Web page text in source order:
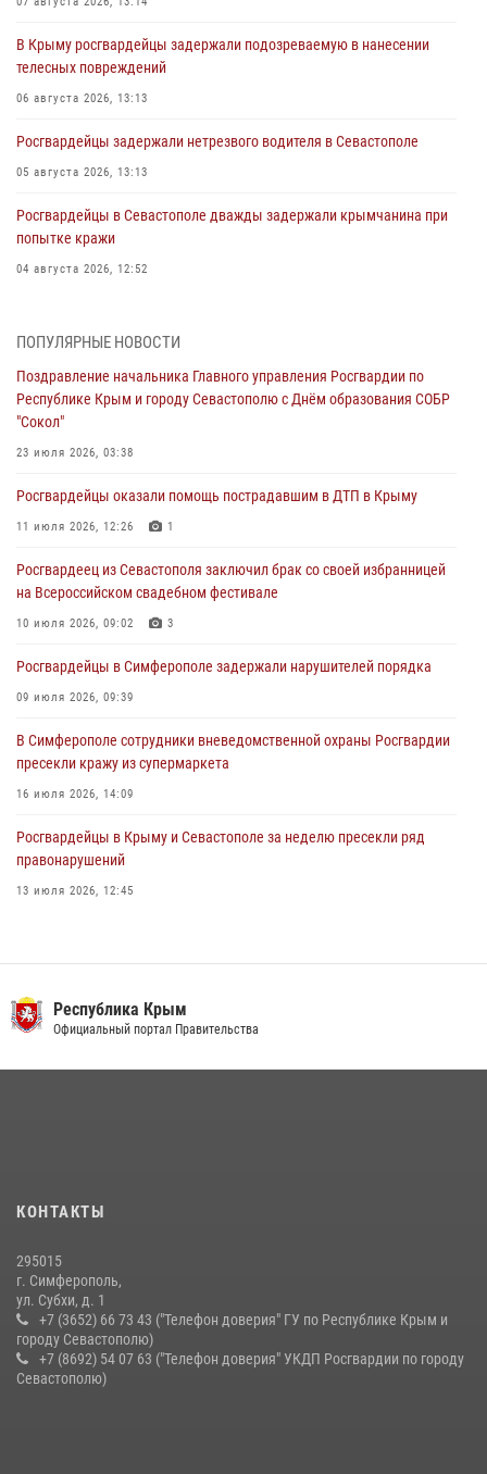
В Крыму росгвардейцы задержали подозреваемую в нанесении
телесных повреждений
06 августа 2026, 13:13
Росгвардейцы задержали нетрезвого водителя в Севастополе
05 августа 2026, 13:13
Росгвардейцы в Севастополе дважды задержали крымчанина при
попытке кражи
04 августа 2026, 12:52
мужчину
Росгвардия в Крыму и Севастополе задержала ряд
правонарушителей
03 августа 2026, 14:08
В Симферополе росгвардейцы задержали гражданина,
подозреваемого в совершении серии краж
Росгвардейцы оперативно задержали нарушителя на охраняемом
объекте в Севастополе
ПОПУЛЯРНЫЕ НОВОСТИ
Поздравление начальника Главного управления Росгвардии по
Республике Крым и городу Севастополю с Днём образования СОБР
"Сокол"
23 июля 2026, 03:38
Росгвардейцы оказали помощь пострадавшим в ДТП в Крыму
11 июля 2026, 12:26 1
Росгвардеец из Севастополя заключил брак со своей избранницей
на Всероссийском свадебном фестивале
10 июля 2026, 09:02 3
Росгвардейцы в Симферополе задержали нарушителей порядка
09 июля 2026, 09:39
В Симферополе сотрудники вневедомственной охраны Росгвардии
пресекли кражу из супермаркета
16 июля 2026, 14:09
Росгвардейцы в Крыму и Севастополе за неделю пресекли ряд
правонарушений
13 июля 2026, 12:45
В Ялте росгвардейцы задержали подозреваемого в краже
В крымской столице росгвардейцы задержали подозреваемую в
10 июля 2026, 15:10
Республика Крым
Официальный портал Правительства
КОНТАКТЫ
295015
г. Симферополь,
ул. Субхи, д. 1
+7 (3652) 66 73 43 ("Телефон доверия" ГУ по Республике Крым и
городу Севастополю)
+7 (8692) 54 07 63 ("Телефон доверия" УКДП Росгвардии по городу
Севастополю)